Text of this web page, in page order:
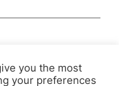
you the most
your preferences